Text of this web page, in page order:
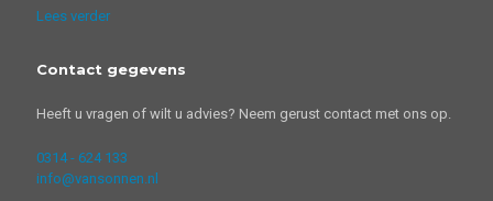
Lees verder
Contact gegevens
Heeft u vragen of wilt u advies? Neem gerust contact met ons op.
0314 - 624 133
info@vansonnen.nl